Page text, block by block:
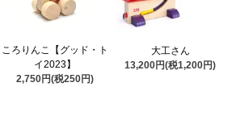
ころりんこ【グッド・ト
イ2023】
2,750円(税250円)
大工さん
13,200円(税1,200円)